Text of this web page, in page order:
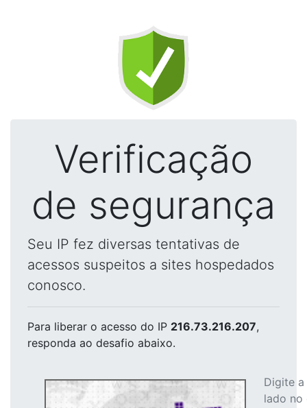
Verificação
de segurança
Seu IP fez diversas tentativas de
acessos suspeitos a sites hospedados
conosco.
Para liberar o acesso do IP 216.73.216.207,
responda ao desafio abaixo.
Digite
lado no